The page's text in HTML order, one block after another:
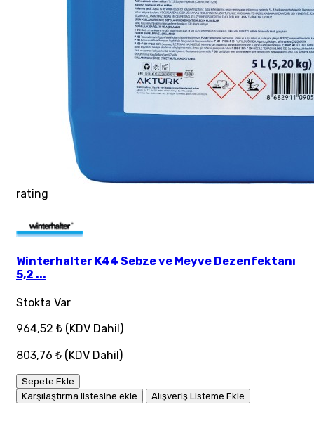
rating
Winterhalter K44 Sebze ve Meyve Dezenfektanı
5,2 ...
Stokta Var
964,52 ₺ (KDV Dahil)
803,76 ₺ (KDV Dahil)
Sepete Ekle
Karşılaştırma listesine ekle
Alışveriş Listeme Ekle